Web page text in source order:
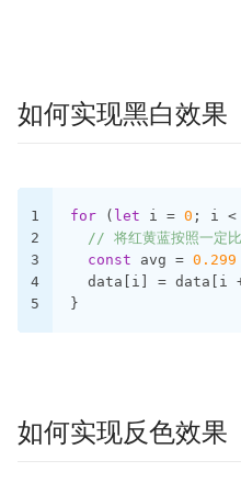
如何实现黑白效果
1
2
3
4
5
for ( let i = 0 ; i <
// 将红黄蓝按照一定
const avg = 0.299
data[i] = data[i
}
如何实现反色效果